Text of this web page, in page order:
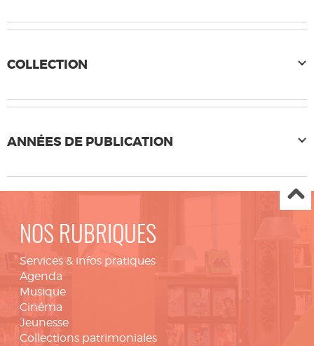
COLLECTION
ANNÉES DE PUBLICATION
NOS RUBRIQUES
Services & infos pratiques
Agenda
Musique
Cinéma
Jeunesse
Collections patrimoniales